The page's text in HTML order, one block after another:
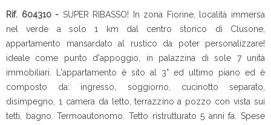
Rif. 604310 - SUPER RIBASSO! In zona Fiorine, località immersa
nel verde a solo 1 km dal centro storico di Clusone,
appartamento mansardato al rustico da poter personalizzare!
ideale come punto d'appoggio, in palazzina di sole 7 unità
immobiliari. L'appartamento è sito al 3° ed ultimo piano ed è
composto da: ingresso, soggiorno, cucinotto separato,
disimpegno, 1 camera da letto, terrazzino a pozzo con vista sui
tetti, bagno. Termoautonomo. Tetto ristrutturato 5 anni fa. Spese